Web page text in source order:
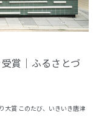
賞｜ふるさとづ
大賞 このたび、いきいき唐津